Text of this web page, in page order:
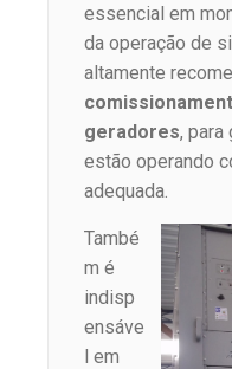
essencial em
da operação de
altamente
geradores, para
estão operando
adequada.
També
m é
indisp
ensáve
l em